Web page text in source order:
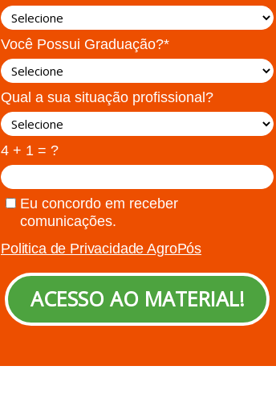
Você Possui Graduação?*
Qual a sua situação profissional?
4 + 1 = ?
Eu concordo em receber
comunicações.
Politica de Privacidade AgroPós
ACESSO AO MATERIAL!